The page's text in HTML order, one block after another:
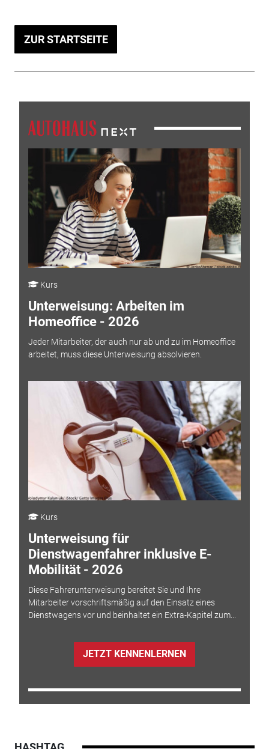
ZUR STARTSEITE
Kurs
Unterweisung: Arbeiten im
Homeoffice - 2026
Jeder Mitarbeiter, der auch nur ab und zu im Homeoffice
arbeitet, muss diese Unterweisung absolvieren.
Kurs
Unterweisung für
Dienstwagenfahrer inklusive E-
Mobilität - 2026
Diese Fahrerunterweisung bereitet Sie und Ihre
Mitarbeiter vorschriftsmäßig auf den Einsatz eines
Dienstwagens vor und beinhaltet ein Extra-Kapitel zum...
JETZT KENNENLERNEN